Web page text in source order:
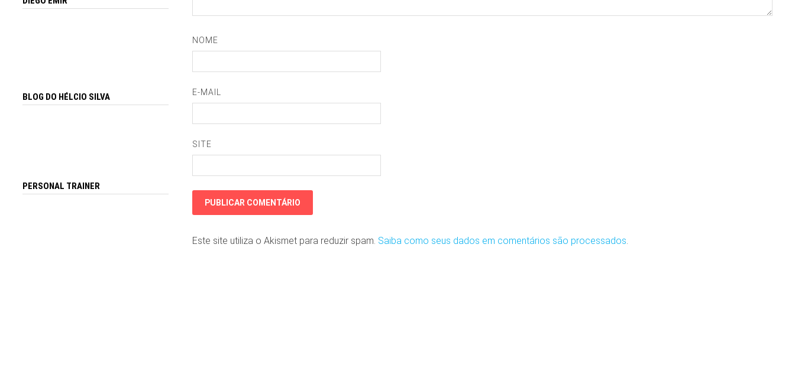
NOME
E-MAIL
SITE
Este site utiliza o Akismet para reduzir spam. Saiba como seus dados em comentários são processados.
BLOG DO HÉLCIO SILVA
PERSONAL TRAINER